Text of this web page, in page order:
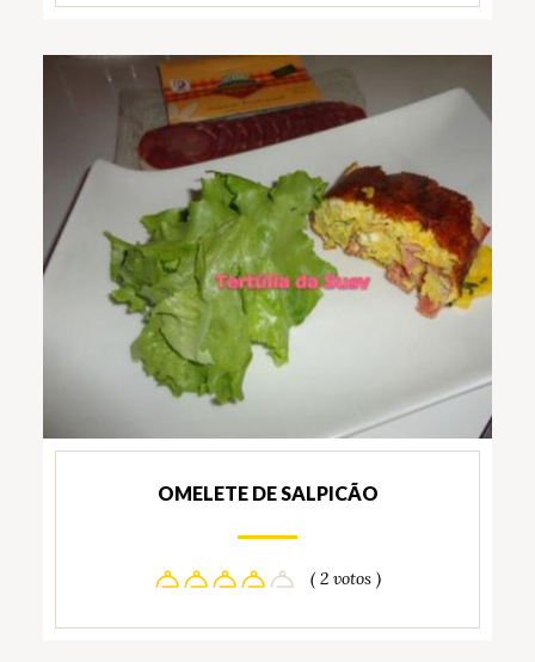
OMELETE DE SALPICÃO
( 2 votos )